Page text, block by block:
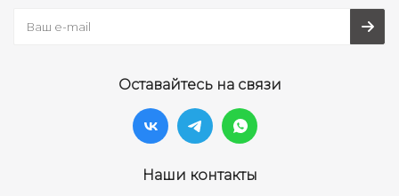
Оставайтесь на связи
Наши контакты